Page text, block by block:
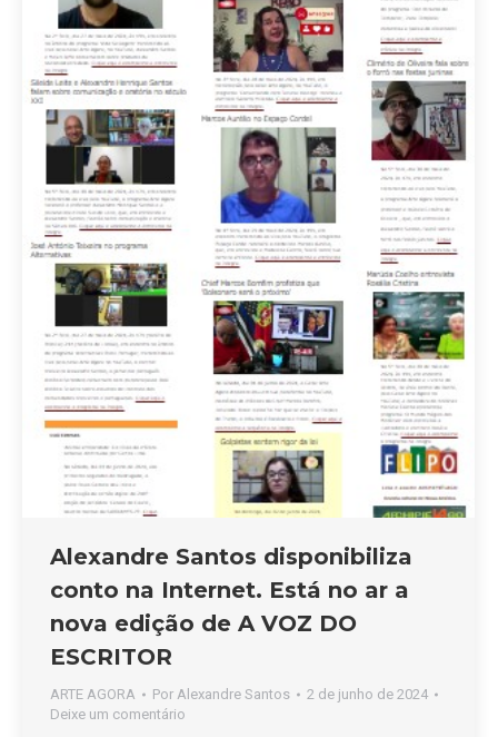
Alexandre Santos disponibiliza
conto na Internet. Está no ar a
nova edição de A VOZ DO
ESCRITOR
ARTE AGORA Por Alexandre Santos
2 de junho de 2024
Deixe um comentário